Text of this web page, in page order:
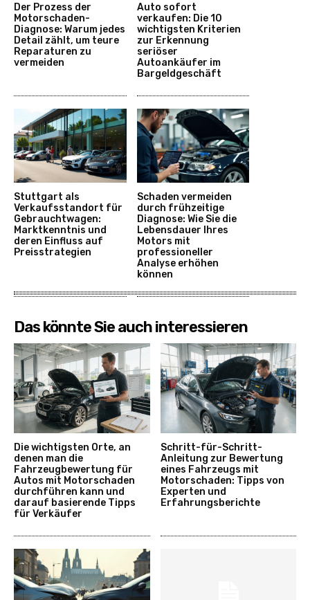
Der Prozess der
Motorschaden-
Diagnose: Warum jedes
Detail zählt, um teure
Reparaturen zu
vermeiden
Auto sofort
verkaufen: Die 10
wichtigsten Kriterien
zur Erkennung
seriöser
Autoankäufer im
Bargeldgeschäft
Stuttgart als
Verkaufsstandort für
Gebrauchtwagen:
Marktkenntnis und
deren Einfluss auf
Preisstrategien
Schaden vermeiden
durch frühzeitige
Diagnose: Wie Sie die
Lebensdauer Ihres
Motors mit
professioneller
Analyse erhöhen
können
Das könnte Sie auch interessieren
Die wichtigsten Orte, an
denen man die
Fahrzeugbewertung für
Autos mit Motorschaden
durchführen kann und
darauf basierende Tipps
für Verkäufer
Schritt-für-Schritt-
Anleitung zur Bewertung
eines Fahrzeugs mit
Motorschaden: Tipps von
Experten und
Erfahrungsberichte